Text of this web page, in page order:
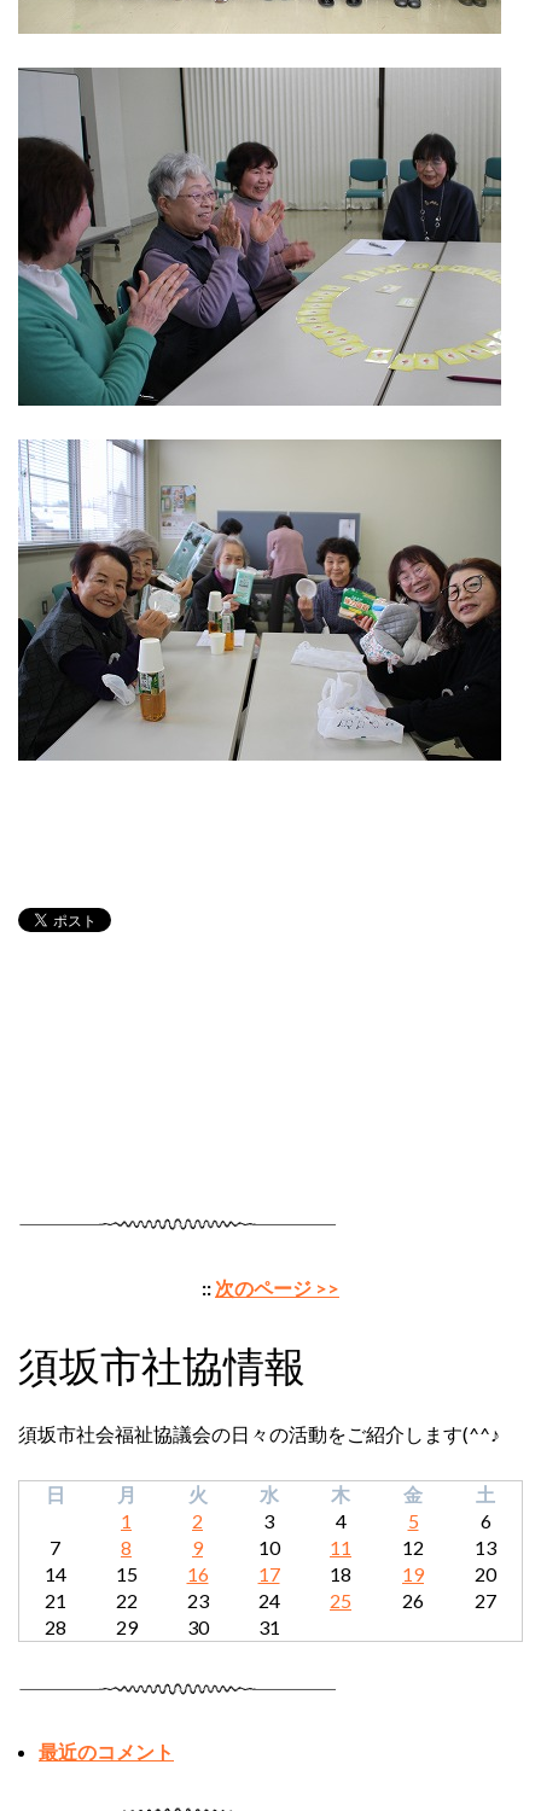
:: 次のページ >>
須坂市社協情報
須坂市社会福祉協議会の日々の活動をご紹介します(^^♪
日 月 火 水 木 金
土
1
2 3 4 5
6
7
8 9 10 11 12
13
14
15 16 17 18 19
20
21
22 23 24 25 26
27
28
29 30 31
最近のコメント